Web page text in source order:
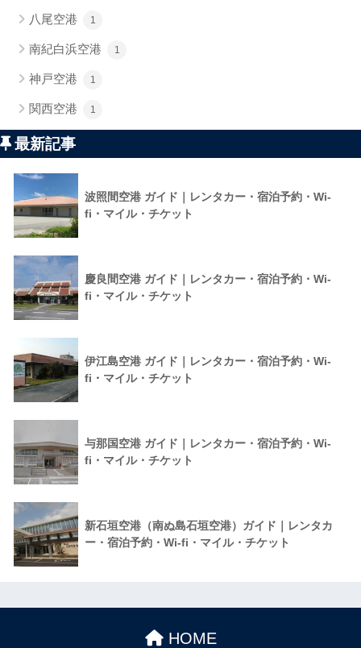
八尾空港 1
南紀白浜空港 1
神戸空港 1
関西空港 1
最新記事
波照間空港 ガイド｜レンタカー・宿泊予約・Wi-
fi・マイル・チケット
慶良間空港 ガイド｜レンタカー・宿泊予約・Wi-
fi・マイル・チケット
伊江島空港 ガイド｜レンタカー・宿泊予約・Wi-
fi・マイル・チケット
与那国空港 ガイド｜レンタカー・宿泊予約・Wi-
fi・マイル・チケット
新石垣空港（南ぬ島石垣空港）ガイド｜レンタカ
ー・宿泊予約・Wi-fi・マイル・チケット
HOME